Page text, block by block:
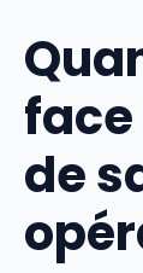
face
de